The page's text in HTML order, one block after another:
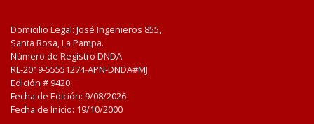
Domicilio Legal: José Ingenieros 855,
Santa Rosa, La Pampa.
Número de Registro DNDA:
RL-2019-55551274-APN-DNDA#MJ
Edición # 9420
Fecha de Edición: 9/08/2026
Fecha de Inicio: 19/10/2000